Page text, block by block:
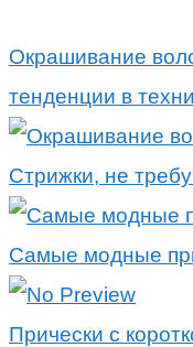
Окрашивание
тенденции в
Стрижки, не
Самые модные
Прически с